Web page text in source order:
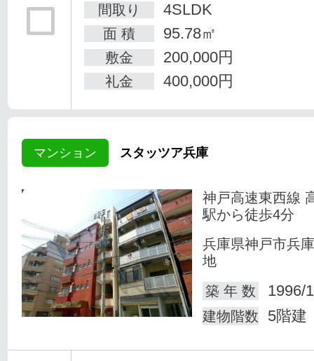
間取り
4SLDK
面 積 95.78㎡
敷金 200,000円
礼金 400,000円
マンション スタッツア兵庫
神戸高速東西線
駅から徒歩4分
兵庫県神戸市兵
地
築 年 数
1996/
建物階数 5階建